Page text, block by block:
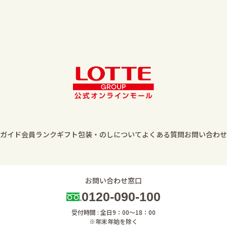
イド会員ランクギフト包装・のしについてよくある質問お問い合わせ
お問い合わせ窓口
0120-090-100
受付時間 : 全日9：00～18：00
※年末年始を除く